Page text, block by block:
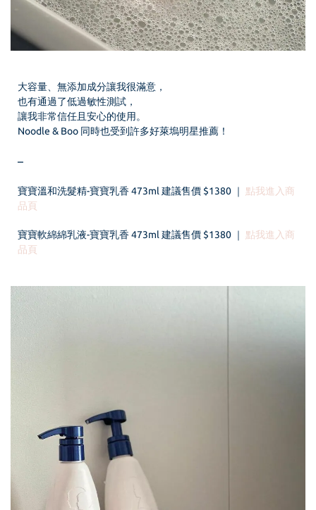
大容量、無添加成分讓我很滿意，
也有通過了低過敏性測試，
讓我非常信任且安心的使用。
Noodle & Boo 同時也受到許多好萊塢明星推薦！
–
寶寶溫和洗髮精-寶寶乳香 473ml 建議售價 $1380 ｜ 點我進入商
品頁
寶寶軟綿綿乳液-寶寶乳香473ml 建議售價 $1380 ｜ 點我進入商
品頁